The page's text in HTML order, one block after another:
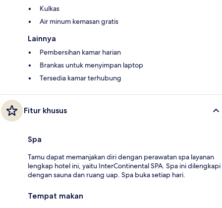
Kulkas
Air minum kemasan gratis
Lainnya
Pembersihan kamar harian
Brankas untuk menyimpan laptop
Tersedia kamar terhubung
Fitur khusus
Spa
Tamu dapat memanjakan diri dengan perawatan spa layanan
lengkap hotel ini, yaitu InterContinental SPA. Spa ini dilengkapi
dengan sauna dan ruang uap. Spa buka setiap hari.
Tempat makan